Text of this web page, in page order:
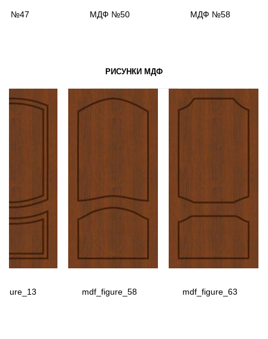
№47 МДФ №50 МДФ №58
РИСУНКИ МДФ
mdf_figure_58 mdf_figure_63